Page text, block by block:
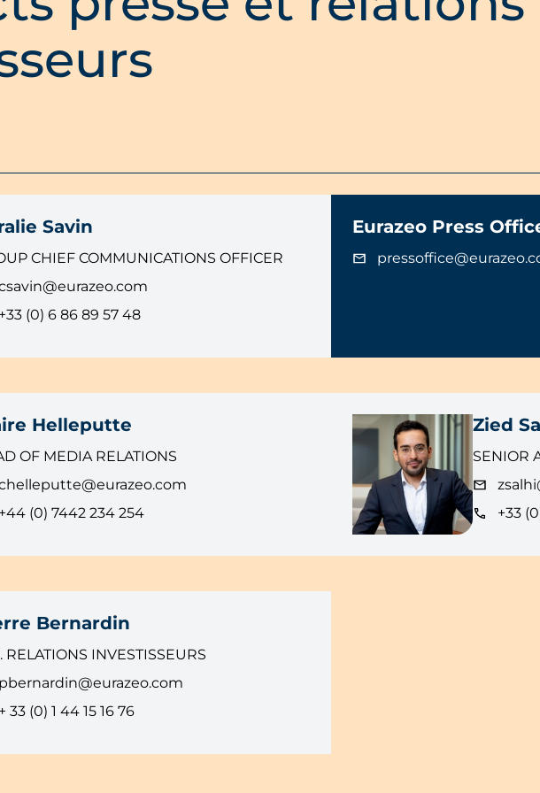
Savin
CHIEF COMMUNICATIONS OFFICER
+33 (0) 6 86 89 57 48
Eurazeo Press
Helleputte
OF MEDIA RELATIONS
+44 (0) 7442 234 254
Zied
SENIOR
+33
Bernardin
RELATIONS INVESTISSEURS
pbernardin@eurazeo.com
+ 33 (0) 1 44 15 16 76